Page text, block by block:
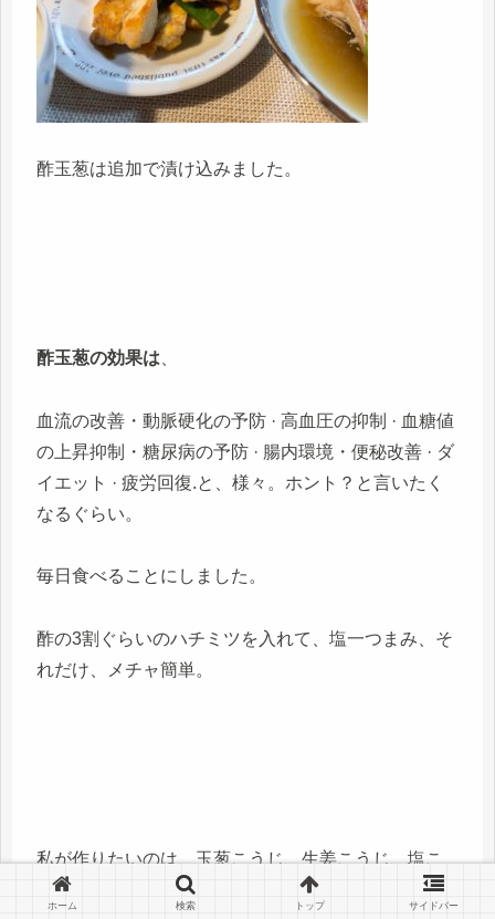
酢玉葱は追加で漬け込みました。
酢玉葱の効果は
血流の改善・動脈硬化の予防 · 高血圧の抑制 · 血糖値
の上昇抑制・糖尿病の予防 · 腸内環境・便秘改善 · ダ
イエット · 疲労回復.と、様々。ホント？と言いたく
なるぐらい。
毎日食べることにしました。
酢の3割ぐらいのハチミツを入れて、塩一つまみ、そ
れだけ、メチャ簡単。
私が作りたいのは、玉葱こうじ、生姜こうじ、塩こ
うじ。
ホーム 検索 トップ サイドバー